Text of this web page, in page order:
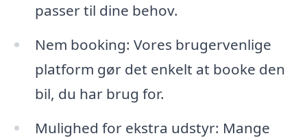
passer til dine behov.
Nem booking: Vores brugervenlige
platform gør det enkelt at booke den
bil, du har brug for.
Mulighed for ekstra udstyr: Mange